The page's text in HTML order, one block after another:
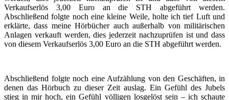
Verkaufserlös 3,00 Euro an die STH abgeführt werden.
Abschließend folgte noch eine kleine Weile, holte ich tief Luft und
erklärte, dass meine Hörbücher auch außerhalb von militärischen
Anlagen verkauft werden, dies jederzeit nachzuprüfen ist und dass
von diesem Verkaufserlös 3,00 Euro an die STH abgeführt werden.
Abschließend folgte noch eine Aufzählung von den Geschäften, in
denen das Hörbuch zu dieser Zeit auslag. Ein Gefühl des Jubels
stieg in mir hoch, ein Gefühl völligen losgelöst sein – ich schaute